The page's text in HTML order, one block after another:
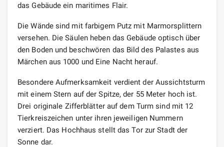
das Gebäude ein maritimes Flair.
Die Wände sind mit farbigem Putz mit Marmorsplittern
versehen. Die Säulen heben das Gebäude optisch über
den Boden und beschwören das Bild des Palastes aus
Märchen aus 1000 und Eine Nacht herauf.
Besondere Aufmerksamkeit verdient der Aussichtsturm
mit einem Stern auf der Spitze, der 55 Meter hoch ist.
Drei originale Zifferblätter auf dem Turm sind mit 12
Tierkreiszeichen unter ihren jeweiligen Nummern
verziert. Das Hochhaus stellt das Tor zur Stadt der
Sonne dar.